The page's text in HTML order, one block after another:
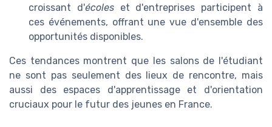
croissant d'écoleset d'entreprises participent à
ces événements, offrant une vue d'ensemble des
opportunités disponibles.
Ces tendances montrent que les salons de l'étudiant
ne sont pas seulement des lieux de rencontre, mais
aussi des espaces d'apprentissage et d'orientation
cruciaux pour le futur des jeunes en France.